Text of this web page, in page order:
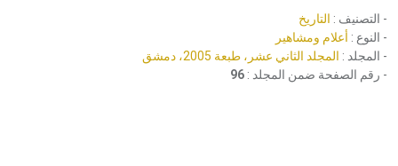
- التصنيف : التاريخ
- النوع : أعلام ومشاهير
- المجلد : المجلد الثاني عشر، طبعة 2005، دمشق
- رقم الصفحة ضمن المجلد : 96